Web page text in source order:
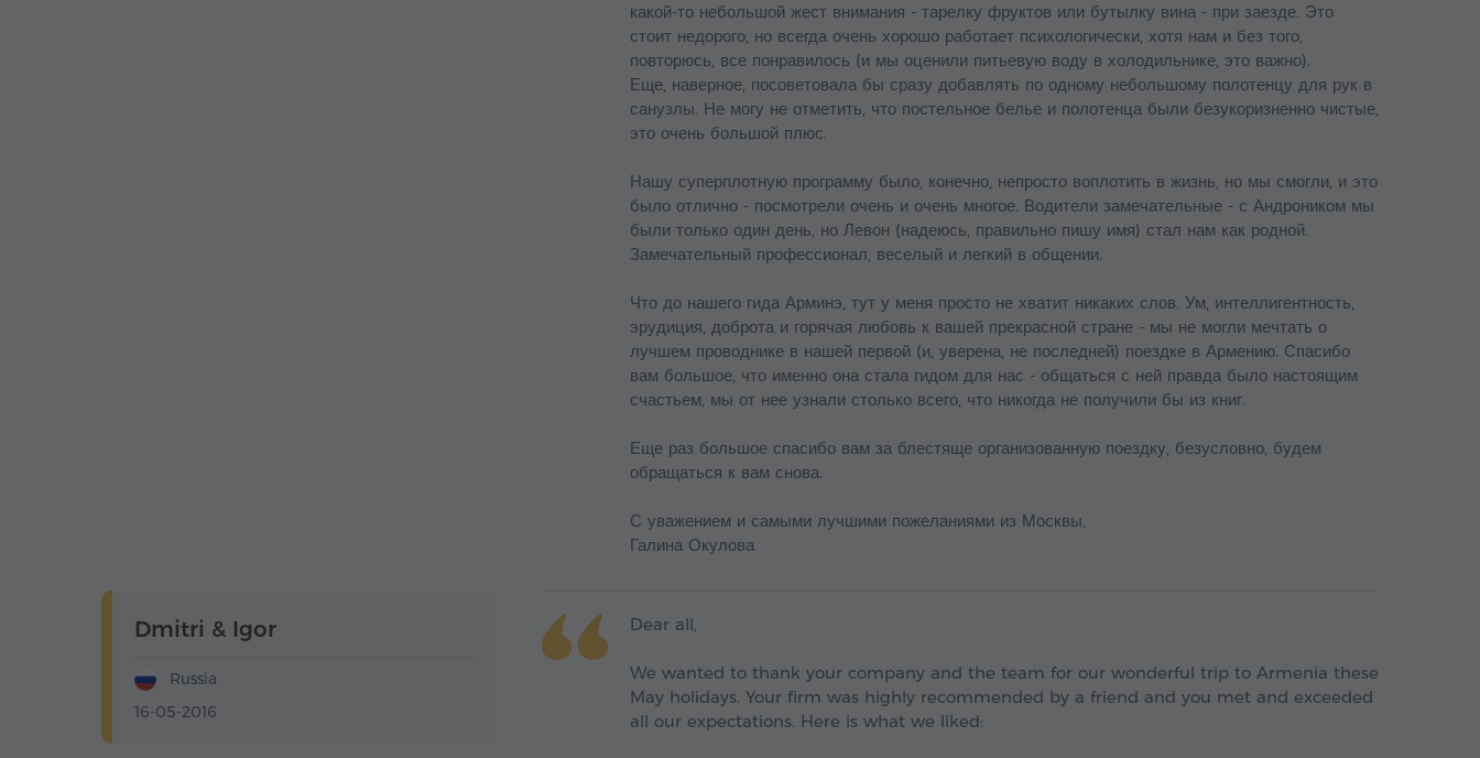
какой-то небольшой жест внимания - тарелку фруктов или бутылку вина - при заезде. Это
стоит недорого, но всегда очень хорошо работает психологически, хотя нам и без того,
повторюсь, все понравилось (и мы оценили питьевую воду в холодильнике, это важно).
Еще, наверное, посоветовала бы сразу добавлять по одному небольшому полотенцу для рук в
санузлы. Не могу не отметить, что постельное белье и полотенца были безукоризненно чистые,
это очень большой плюс.
Нашу суперплотную программу было, конечно, непросто воплотить в жизнь, но мы смогли, и это
было отлично - посмотрели очень и очень многое. Водители замечательные - с Андроником мы
были только один день, но Левон (надеюсь, правильно пишу имя) стал нам как родной.
Замечательный профессионал, веселый и легкий в общении.
Что до нашего гида Арминэ, тут у меня просто не хватит никаких слов. Ум, интеллигентность,
эрудиция, доброта и горячая любовь к вашей прекрасной стране - мы не могли мечтать о
лучшем проводнике в нашей первой (и, уверена, не последней) поездке в Армению. Спасибо
вам большое, что именно она стала гидом для нас - общаться с ней правда было настоящим
счастьем, мы от нее узнали столько всего, что никогда не получили бы из книг.
Еще раз большое спасибо вам за блестяще организованную поездку, безусловно, будем
обращаться к вам снова.
С уважением и самыми лучшими пожеланиями из Москвы,
Галина Окулова
Dmitri & Igor
Russia
16-05-2016
Dear all,
We wanted to thank your company and the team for our wonderful trip to Armenia these
May holidays. Your firm was highly recommended by a friend and you met and exceeded
all our expectations. Here is what we liked: